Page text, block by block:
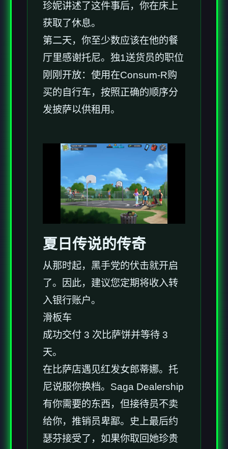
珍妮讲述了这件事后，你在床上
获取了休息。
第二天，你至少数应该在他的餐
厅里感谢托尼。独1送货员的职位
刚刚开放：使用在Consum-R购
买的自行车，按照正确的顺序分
发披萨以供租用。
夏日传说的传奇
从那时起，黑手党的伏击就开启
了。因此，建议您定期将收入转
入银行账户。
滑板车
成功交付 3 次比萨饼并等待 3
天。
在比萨店遇见红发女郎蒂娜。托
尼说服你换档。Saga Dealership
有你需要的东西，但接待员不卖
给你，推销员卑鄙。史上最后约
瑟芬接受了，如果你取回她珍贵